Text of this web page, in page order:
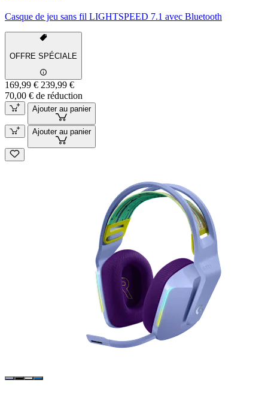
Casque de jeu sans fil LIGHTSPEED 7.1 avec Bluetooth
OFFRE SPÉCIALE
169,99 € 239,99 €
70,00 € de réduction
Ajouter au panier
Ajouter au panier